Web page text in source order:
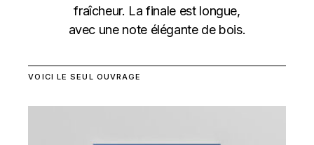
fraîcheur. La finale est longue,
avec une note élégante de bois.
VOICI LE SEUL OUVRAGE